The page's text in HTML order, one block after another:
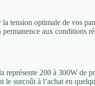
tension optimale de vos
aux conditions
représente 200 à 300W de
surcoût à l’achat en